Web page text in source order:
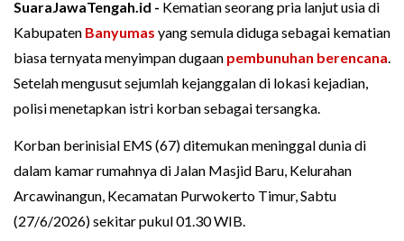
SuaraJawaTengah.id - Kematian seorang pria lanjut usia di
Kabupaten Banyumas yang semula diduga sebagai kematian
biasa ternyata menyimpan dugaan pembunuhan berencana.
Setelah mengusut sejumlah kejanggalan di lokasi kejadian,
polisi menetapkan istri korban sebagai tersangka.
Korban berinisial EMS (67) ditemukan meninggal dunia di
dalam kamar rumahnya di Jalan Masjid Baru, Kelurahan
Arcawinangun, Kecamatan Purwokerto Timur, Sabtu
(27/6/2026) sekitar pukul 01.30 WIB.